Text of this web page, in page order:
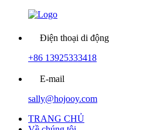
Điện thoại di động
+86 13925333418
E-mail
sally@hojooy.com
TRANG CHỦ